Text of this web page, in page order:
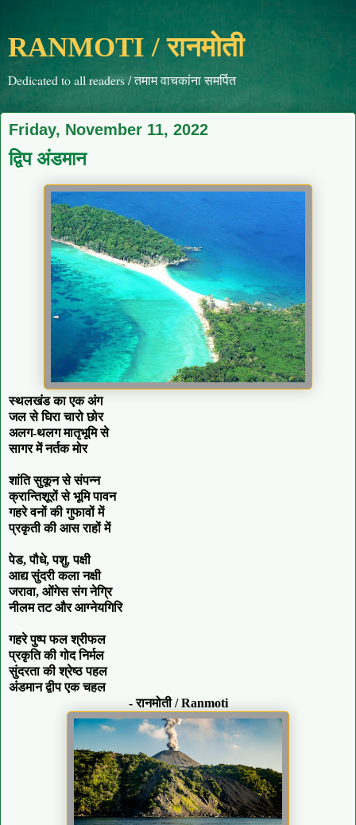
RANMOTI / रानमोती
Dedicated to all readers / तमाम वाचकांना समर्पित
Friday, November 11, 2022
द्विप अंडमान
स्थलखंड का एक अंग
जल से घिरा चारो छोर
अलग-थलग मातृभूमि से
सागर में नर्तक मोर
शांति सुकून से संपन्न
क्रान्तिशूरों से भूमि पावन
गहरे वनों की गुफावों में
प्रकृती की आस राहों में
पेड, पौधे, पशु, पक्षी
आद्य सुंदरी कला नक्षी
जरावा, ओंगेस संग नेग्रि
नीलम तट और आग्नेयगिरि
गहरे पुष्प फल श्रीफल
प्रकृति की गोद निर्मल
सुंदरता की श्रेष्ठ पहल
अंडमान द्वीप एक चहल
- रानमोती / Ranmoti